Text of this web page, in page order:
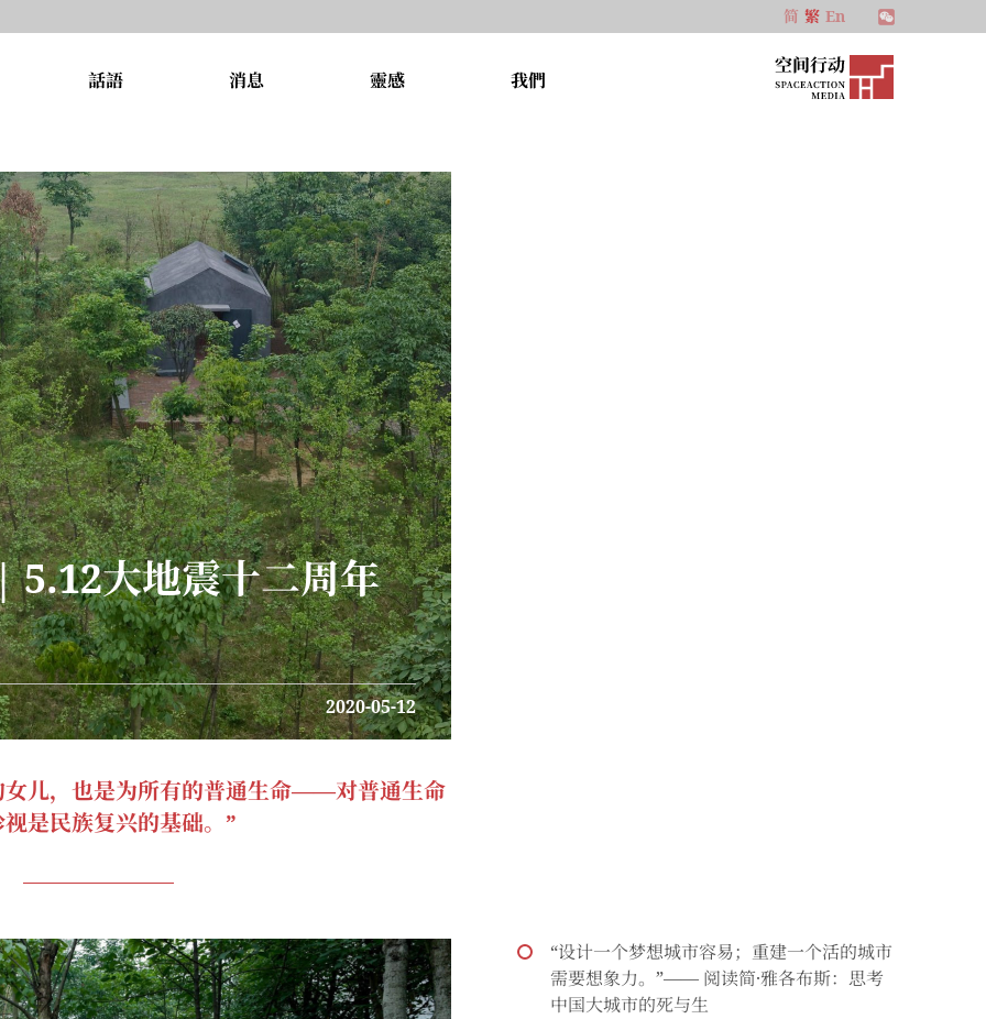
简 繁 En
話語 消息 靈感 我們
大地震十二周年
2020-05-12
女儿，也是为所有的普通生命——对普通生命
是民族复兴的基础。”
“设计一个梦想城市容易；重建一个活的城市
需要想象力。”—— 阅读简·雅各布斯：思考
中国大城市的死与生